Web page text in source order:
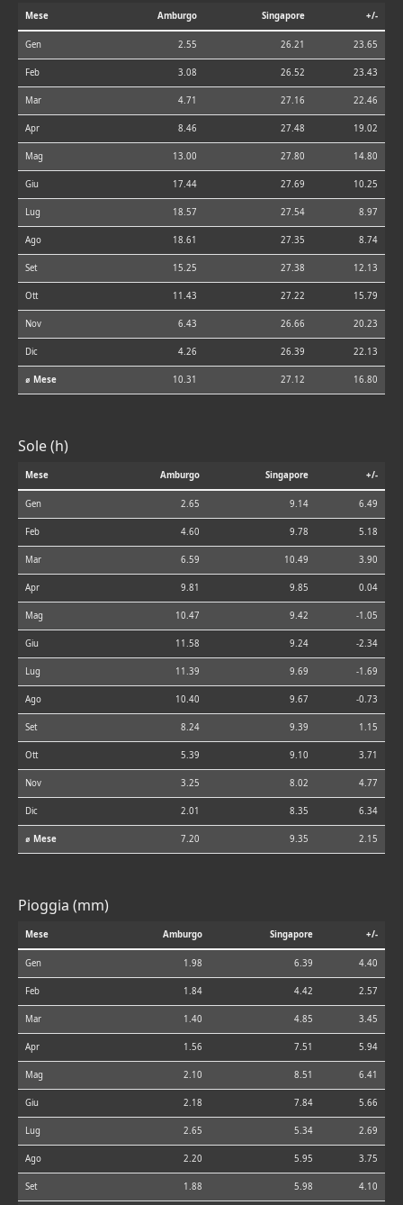
Mese Amburgo Singapore +/-
Gen 2.55 26.21 23.65
Feb 3.08 26.52 23.43
Mar 4.71 27.16 22.46
Apr 8.46 27.48 19.02
Mag 13.00 27.80 14.80
Giu 17.44 27.69 10.25
Lug 18.57 27.54 8.97
Ago 18.61 27.35 8.74
Set 15.25 27.38 12.13
Ott 11.43 27.22 15.79
Nov 6.43 26.66 20.23
Dic 4.26 26.39 22.13
⌀ Mese 10.31 27.12 16.80
Sole (h)
Mese Amburgo Singapore +/-
Gen 2.65 9.14 6.49
Feb 4.60 9.78 5.18
Mar 6.59 10.49 3.90
Apr 9.81 9.85 0.04
Mag 10.47 9.42 -1.05
Giu 11.58 9.24 -2.34
Lug 11.39 9.69 -1.69
Ago 10.40 9.67 -0.73
Set 8.24 9.39 1.15
Ott 5.39 9.10 3.71
Nov 3.25 8.02 4.77
Dic 2.01 8.35 6.34
⌀ Mese 7.20 9.35 2.15
Pioggia (mm)
Mese Amburgo Singapore +/-
Gen 1.98 6.39 4.40
Feb 1.84 4.42 2.57
Mar 1.40 4.85 3.45
Apr 1.56 7.51 5.94
Mag 2.10 8.51 6.41
Giu 2.18 7.84 5.66
Lug 2.65 5.34 2.69
Ago 2.20 5.95 3.75
Set 1.88 5.98 4.10